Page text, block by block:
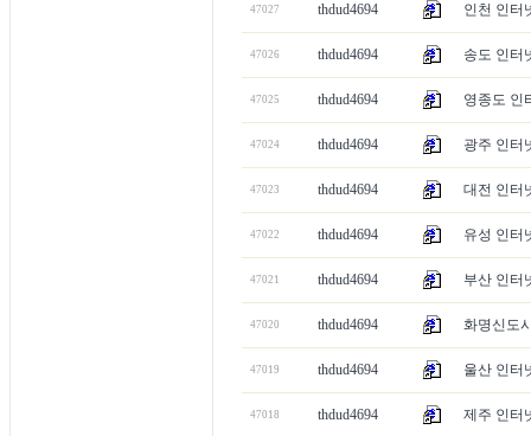
47027 thdud4694 인천 인터
47026 thdud4694 송도 인터
47025 thdud4694 영종도 인
47024 thdud4694 광주 인터
47023 thdud4694 대전 인터
47022 thdud4694 유성 인터
47021 thdud4694 부산 인터
47020 thdud4694 화명신도
47019 thdud4694 울산 인터
47018 thdud4694 제주 인터